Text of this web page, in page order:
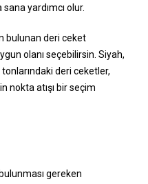
yardımcı olur.
bulunan deri ceket
olanı seçebilirsin. Siyah,
deri ceketler,
nokta atışı bir seçim
gereken